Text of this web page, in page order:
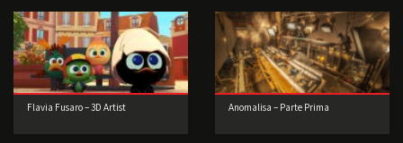
Flavia Fusaro – 3D Artist Anomalisa – Parte Prima